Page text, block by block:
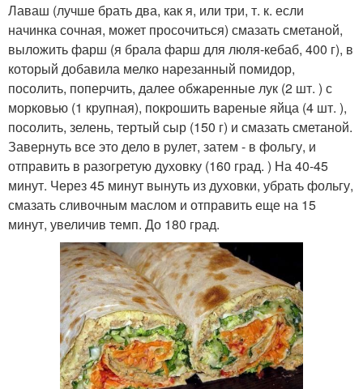
Лаваш (лучше брать два, как я, или три, т. к. если
начинка сочная, может просочиться) смазать сметаной,
выложить фарш (я брала фарш для люля-кебаб, 400 г), в
который добавила мелко нарезанный помидор,
посолить, поперчить, далее обжаренные лук (2 шт. ) с
морковью (1 крупная), покрошить вареные яйца (4 шт. ),
посолить, зелень, тертый сыр (150 г) и смазать сметаной.
Завернуть все это дело в рулет, затем - в фольгу, и
отправить в разогретую духовку (160 град. ) На 40-45
минут. Через 45 минут вынуть из духовки, убрать фольгу,
смазать сливочным маслом и отправить еще на 15
минут, увеличив темп. До 180 град.